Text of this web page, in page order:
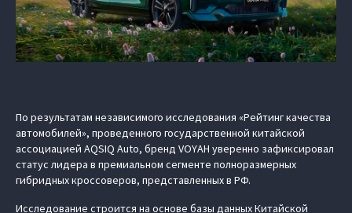
По результатам независимого исследования «Рейтинг качества
автомобилей», проведенного государственной китайской
ассоциацией AQSIQ Auto, бренд VOYAH уверенно зафиксировал
статус лидера в премиальном сегменте полноразмерных
гибридных кроссоверов, представленных в РФ.
Исследование строится на основе базы данных Китайской